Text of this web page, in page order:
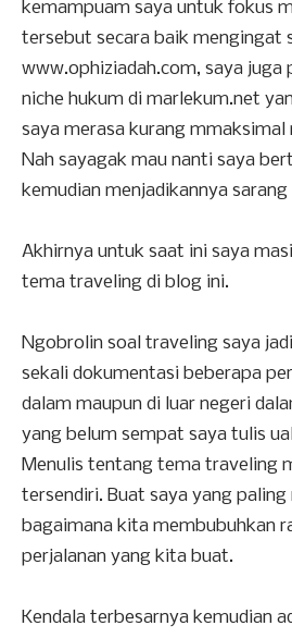
kemampuam saya untuk fokus
tersebut secara baik mengingat
www.ophiziadah.com, saya juga
niche hukum di marlekum.net
saya merasa kurang
Nah sayagak mau nanti saya
kemudian menjadikannya
Akhirnya untuk saat ini saya
tema traveling di blog ini.
Ngobrolin soal traveling saya
sekali dokumentasi beberapa
dalam maupun di luar negeri
yang belum sempat saya tulis
Menulis tentang tema traveling
tersendiri. Buat saya yang
bagaimana kita membubuhkan
perjalanan yang kita buat.
Kendala terbesarnya kemudian